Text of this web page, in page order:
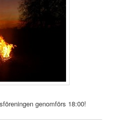
genomförs 18:00!